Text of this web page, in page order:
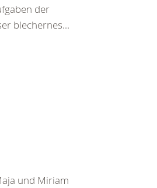
der
blechernes...
und Miriam